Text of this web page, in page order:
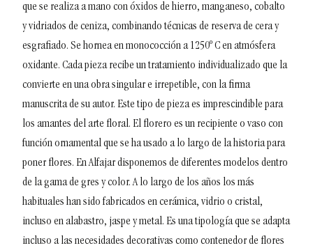
que se realiza a mano con óxidos de hierro, manganeso, cobalto
y vidriados de ceniza, combinando técnicas de reserva de cera y
esgrafiado. Se hornea en monococción a 1250º C en atmósfera
oxidante. Cada pieza recibe un tratamiento individualizado que la
convierte en una obra singular e irrepetible, con la firma
manuscrita de su autor. Este tipo de pieza es imprescindible para
los amantes del arte floral. El florero es un recipiente o vaso con
función ornamental que se ha usado a lo largo de la historia para
poner flores. En Alfajar disponemos de diferentes modelos dentro
de la gama de gres y color. A lo largo de los años los más
habituales han sido fabricados en cerámica, vidrio o cristal,
incluso en alabastro, jaspe y metal. Es una tipología que se adapta
incluso a las necesidades decorativas como contenedor de flores